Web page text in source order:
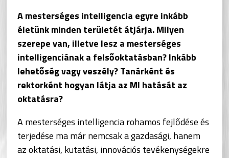
A mesterséges intelligencia egyre inkább
életünk minden területét átjárja. Milyen
szerepe van, illetve lesz a mesterséges
intelligenciának a felsőoktatásban? Inkább
lehetőség vagy veszély? Tanárként és
rektorként hogyan látja az MI hatását az
oktatásra?
A mesterséges intelligencia rohamos fejlődése és
terjedése ma már nemcsak a gazdasági, hanem
az oktatási, kutatási, innovációs tevékenységekre